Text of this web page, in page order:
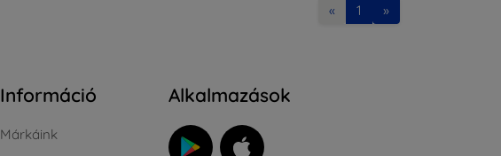
« 1 »
Információ
Márkáink
Alkalmazások